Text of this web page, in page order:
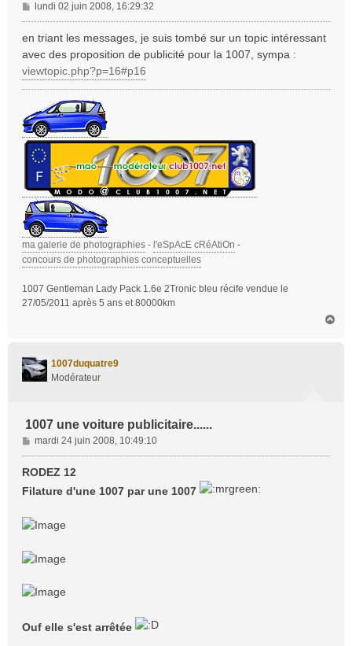
M
e
s
g
e
lundi 02 juin 2008, 16:29:32
en triant les messages, je suis tombé sur un topic intéressant
avec des proposition de publicité pour la 1007, sympa :
viewtopic.php?p=16#p16
ma galerie de photographies - l'eSpAcE cRéAtiOn -
concours de photographies conceptuelles
1007 Gentleman Lady Pack 1.6e 2Tronic bleu récife vendue le
27/05/2011 après 5 ans et 80000km
1007duquatre9
Modérateur
1007 une voiture publicitaire......
M
e
s
a
e
mardi 24 juin 2008, 10:49:10
RODEZ 12
Filature d'une 1007 par une 1007
Ouf elle s'est arrêtée